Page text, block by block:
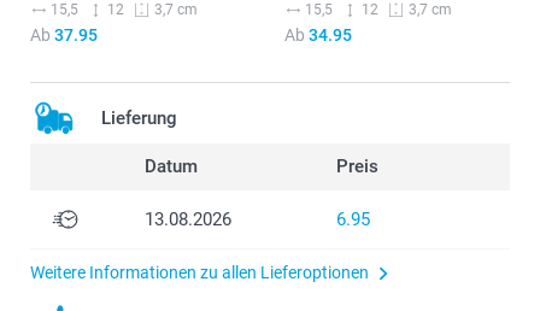
15,5 12 3,7 cm
Ab 37.95
15,5 12 3,7 cm
Ab 34.95
Lieferung
Datum Preis
13.08.2026 6.95
Weitere Informationen zu allen Lieferoptionen